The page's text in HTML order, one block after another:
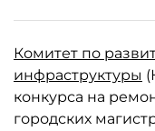
Комитет по
инфраструктуры
конкурса на
городских